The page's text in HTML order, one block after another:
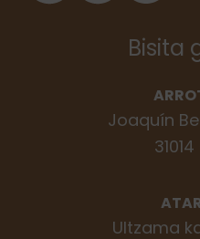
Bisita
Joaquín
Ultzama